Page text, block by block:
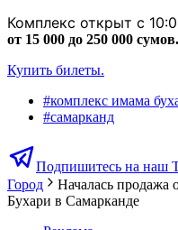
Комплекс открыт с
от 15 000 до 250 000 сумов.
Купить билеты.
#комплекс имама
#самарканд
Подпишитесь на наш
Город
Началась продажа
Бухари в Самарканде